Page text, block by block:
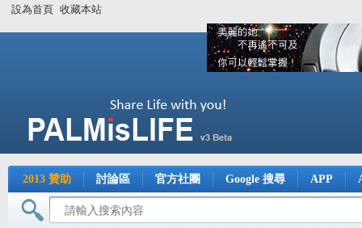
設為首頁 收藏本站
2013 贊助 討論區 官方社團 Google 搜尋 APP